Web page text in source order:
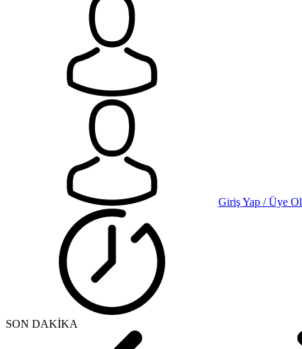
Giriş Yap / Üye Ol
SON DAKİKA